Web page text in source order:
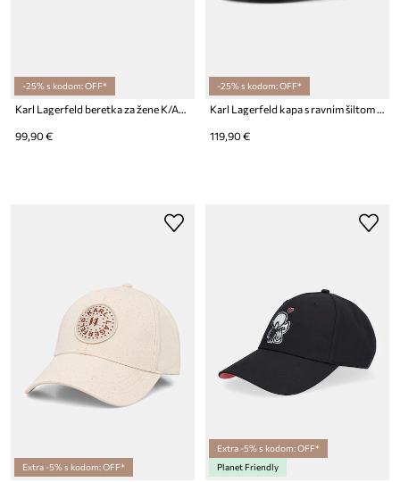
-25% s kodom: OFF*
99,90 €
-25% s kodom: OFF*
119,90 €
Extra -5% s kodom: OFF*
Extra -5% s kodom: OFF*
Planet Friendly